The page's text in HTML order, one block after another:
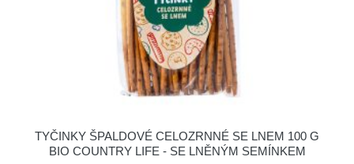
TYČINKY ŠPALDOVÉ CELOZRNNÉ SE LNEM 100 G
BIO COUNTRY LIFE - SE LNĚNÝM SEMÍNKEM